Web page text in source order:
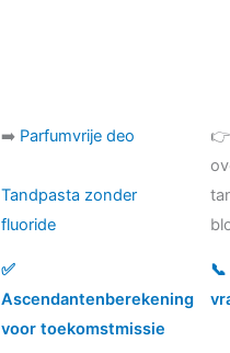
➡️ Parfumvrije deo
Tandpasta zonder
fluoride
✅
Ascendantenberekening
voor toekomstmissie